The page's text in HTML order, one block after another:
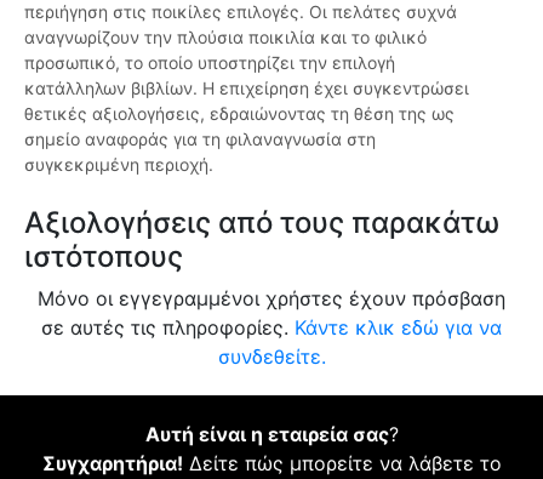
περιήγηση στις ποικίλες επιλογές. Οι πελάτες συχνά
αναγνωρίζουν την πλούσια ποικιλία και το φιλικό
προσωπικό, το οποίο υποστηρίζει την επιλογή
κατάλληλων βιβλίων. Η επιχείρηση έχει συγκεντρώσει
θετικές αξιολογήσεις, εδραιώνοντας τη θέση της ως
σημείο αναφοράς για τη φιλαναγνωσία στη
συγκεκριμένη περιοχή.
Αξιολογήσεις από τους παρακάτω
ιστότοπους
Μόνο οι εγγεγραμμένοι χρήστες έχουν πρόσβαση
σε αυτές τις πληροφορίες. Κάντε κλικ εδώ για να
συνδεθείτε.
Αυτή είναι η εταιρεία σας?
Συγχαρητήρια! Δείτε πώς μπορείτε να λάβετε το